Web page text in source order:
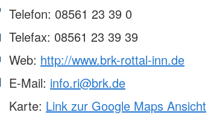
Telefon: 08561 23 39 0
Telefax: 08561 23 39 39
Web: http://www.brk-rottal-inn.de
E-Mail: info.ri@brk.de
Karte: Link zur Google Maps Ansicht